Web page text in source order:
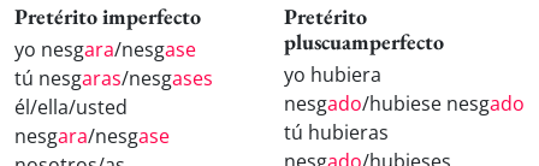
Pretérito imperfecto
yo nesgara/nesgase
tú nesgaras/nesgases
él/ella/usted
nesgara/nesgase
Pretérito
pluscuamperfecto
yo hubiera
nesgado/hubiese nesgado
tú hubieras
nesgado/hubieses